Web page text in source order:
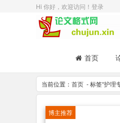
Hi 你好，欢迎访问！ 登录
首页
当前位置： 首页 - 标签“护理
博主推荐